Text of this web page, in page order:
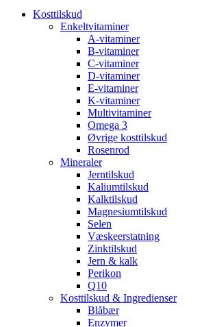
Kosttilskud
Enkeltvitaminer
A-vitaminer
B-vitaminer
C-vitaminer
D-vitaminer
E-vitaminer
K-vitaminer
Multivitaminer
Omega 3
Øvrige kosttilskud
Rosenrod
Mineraler
Jerntilskud
Kaliumtilskud
Kalktilskud
Magnesiumtilskud
Selen
Væskeerstatning
Zinktilskud
Jern & kalk
Perikon
Q10
Kosttilskud & Ingredienser
Blåbær
Enzymer